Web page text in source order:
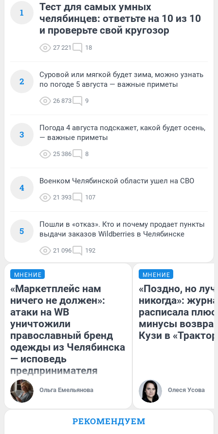
1
Тест для самых умных
челябинцев: ответьте на 10 из 10
и проверьте свой кругозор
27 221 18
2
Суровой или мягкой будет зима, можно узнать
по погоде 5 августа — важные приметы
26 873 9
3
Погода 4 августа подскажет, какой будет осень,
— важные приметы
25 386 8
4
Военком Челябинской области ушел на СВО
21 393 107
5
Пошли в «отказ». Кто и почему продает пункты
выдачи заказов Wildberries в Челябинске
21 096 192
МНЕНИЕ
«Маркетплейс нам
ничего не должен»:
атаки на WB
уничтожили
православный бренд
одежды из Челябинска
— исповедь
предпринимателя
Ольга Емельянова
МНЕНИЕ
«Поздно, но
никогда»:
расписала
минусы
Кузи в
Олеся Усова
РЕКОМЕНДУЕМ